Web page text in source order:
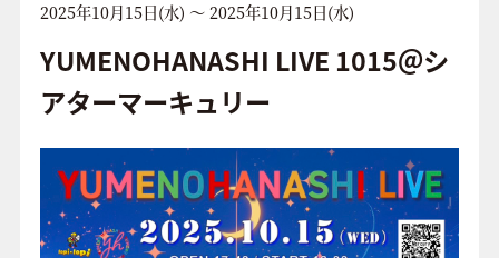
協賛企業 / 運営会社
お問い合わせ
FAQ
b
k
2025年10月15日(水) ～ 2025年10月15日(水)
YUMENOHANASHI LIVE 1015＠シ
アターマーキュリー